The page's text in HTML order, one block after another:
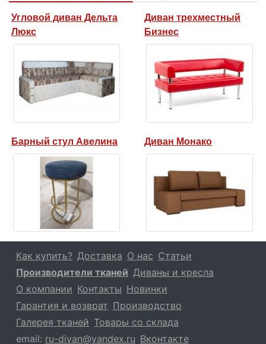
Угловой диван Дельта
Люкс
Диван трехместный
Бизнес
Барный стул Авелина Диван Монако
Как купить? Доставка О нас Статьи
Производители тканей Диваны и кресла
О компании Контакты Новинки
Гарантия и возврат Производство
Галерея тканей Товары со склада
email: ru-divan@yandex.ru Вконтакте